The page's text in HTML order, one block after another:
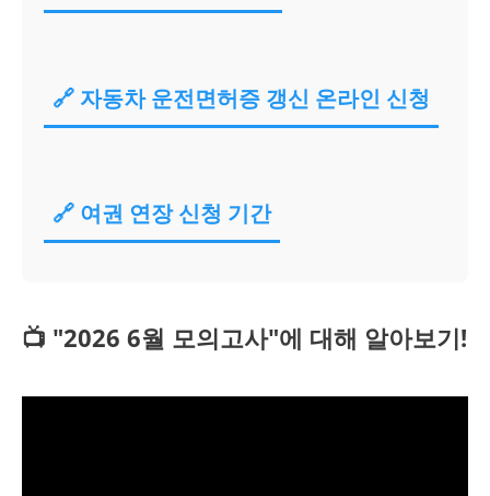
🔗 자동차 운전면허증 갱신 온라인 신청
🔗 여권 연장 신청 기간
📺 "2026 6월 모의고사"에 대해 알아보기!